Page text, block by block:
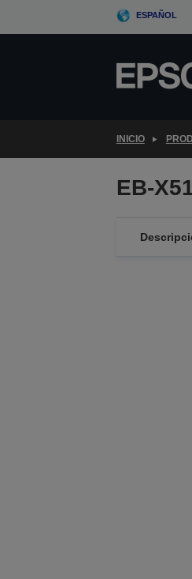
ESPAÑOL
INICIO
EB-